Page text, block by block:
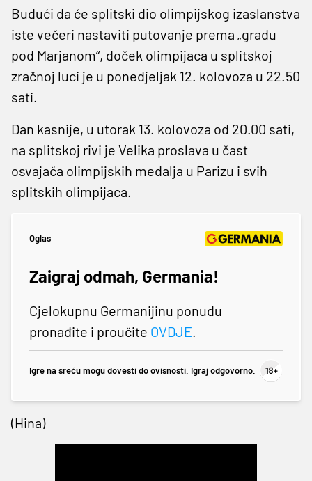
Budući da će splitski dio olimpijskog izaslanstva
iste večeri nastaviti putovanje prema „gradu
pod Marjanom“, doček olimpijaca u splitskoj
zračnoj luci je u ponedjeljak 12. kolovoza u 22.50
sati.
Dan kasnije, u utorak 13. kolovoza od 20.00 sati,
na splitskoj rivi je Velika proslava u čast
osvajača olimpijskih medalja u Parizu i svih
splitskih olimpijaca.
Oglas
Zaigraj odmah, Germania!
Cjelokupnu Germanijinu ponudu
pronađite i proučite OVDJE.
Igre na sreću mogu dovesti do ovisnosti. Igraj odgovorno.
(Hina)